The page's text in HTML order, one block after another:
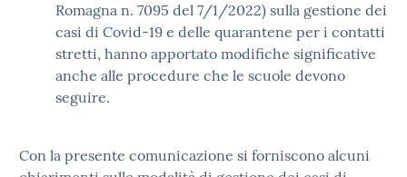
Romagna n. 7095 del 7/1/2022) sulla gestione dei
casi di Covid-19 e delle quarantene per i contatti
stretti, hanno apportato modifiche significative
anche alle procedure che le scuole devono
seguire.
Con la presente comunicazione si forniscono alcuni